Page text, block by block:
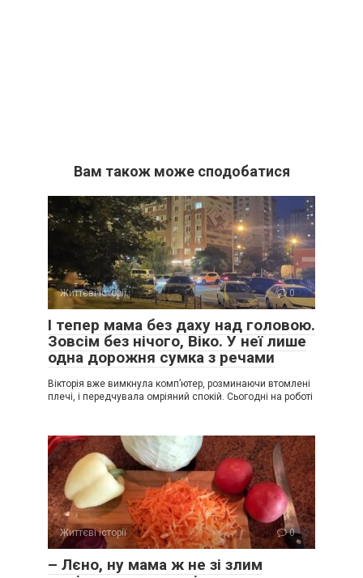
Вам також може сподобатися
Життєві історії 0
І тепер мама без даху над головою.
Зовсім без нічого, Віко. У неї лише
одна дорожня сумка з речами
Вікторія вже вимкнула комп’ютер, розминаючи втомлені
плечі, і передчувала омріяний спокій. Сьогодні на роботі
Життєві історії 0
– Лєно, ну мама ж не зі злим